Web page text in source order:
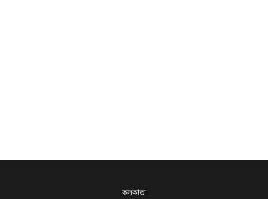
কলকাতা